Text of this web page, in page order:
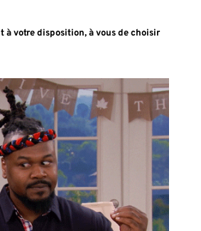
à votre disposition, à vous de choisir